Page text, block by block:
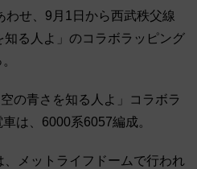
わせ、9月1日から西武秩父線
る人よ」のコラボラッピング
の青さを知る人よ」コラボラ
は、6000系6057編成。
メットライフドームで行われ